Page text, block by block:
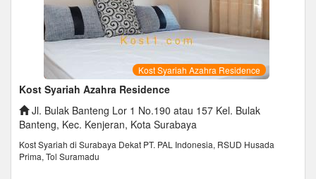
Kost Syariah Azahra Residence
Kost Syariah Azahra Residence
Jl. Bulak Banteng Lor 1 No.190 atau 157 Kel. Bulak
Banteng, Kec. Kenjeran, Kota Surabaya
Kost Syariah di Surabaya Dekat PT. PAL Indonesia, RSUD Husada
Prima, Tol Suramadu